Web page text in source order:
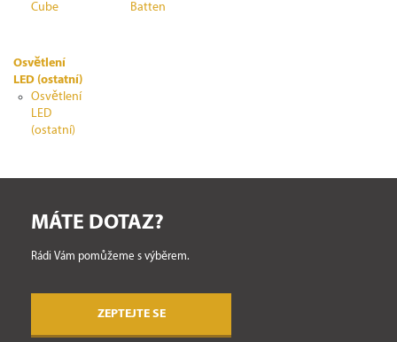
Cube
Batten
Osvětlení
LED (ostatní)
Osvětlení
LED
(ostatní)
MÁTE DOTAZ?
Rádi Vám pomůžeme s výběrem.
ZEPTEJTE SE